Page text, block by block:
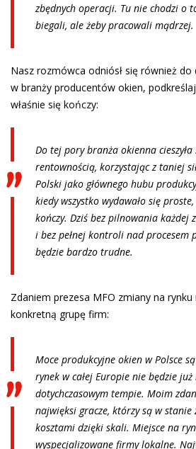
zbędnych operacji. Tu nie chodzi o
biegali, ale żeby pracowali mądrzej.
Nasz rozmówca odniósł się również
w branży producentów okien,
właśnie się kończy:
Do tej pory branża okienna
rentownością, korzystając z taniej
Polski jako głównego hubu
kiedy wszystko wydawało się
kończy. Dziś bez pilnowania każdej
i bez pełnej kontroli nad procesem
będzie bardzo trudne.
Zdaniem prezesa MFO zmiany na
konkretną grupę firm:
Moce produkcyjne okien w Polsce
rynek w całej Europie nie będzie już
dotychczasowym tempie. Moim
najwięksi gracze, którzy są w stanie
kosztami dzięki skali. Miejsce na
wyspecjalizowane firmy lokalne.